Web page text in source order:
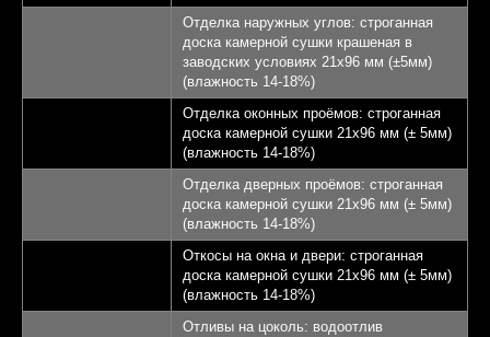
Отделка наружных углов: строганная
доска камерной сушки крашеная в
заводских условиях 21х96 мм (±5мм)
(влажность 14-18%)
Отделка оконных проёмов: строганная
доска камерной сушки 21х96 мм (± 5мм)
(влажность 14-18%)
Отделка дверных проёмов: строганная
доска камерной сушки 21х96 мм (± 5мм)
(влажность 14-18%)
Откосы на окна и двери: строганная
доска камерной сушки 21х96 мм (± 5мм)
(влажность 14-18%)
Отливы на цоколь: водоотлив